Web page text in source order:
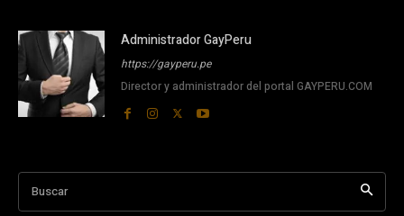
Administrador GayPeru
https://gayperu.pe
Director y administrador del portal GAYPERU.COM
Buscar